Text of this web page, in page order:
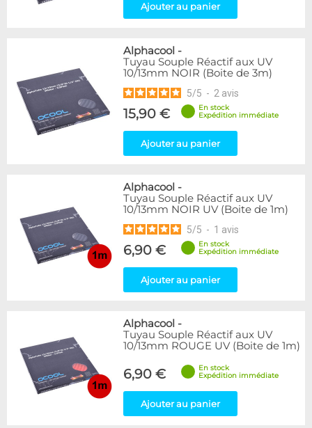
Ajouter au panier
Alphacool -
Tuyau Souple Réactif aux UV
10/13mm NOIR (Boite de 3m)
5/5 - 2 avis
15,90 €
En stock
Expédition immédiate
Ajouter au panier
Alphacool -
Tuyau Souple Réactif aux UV
10/13mm NOIR UV (Boite de 1m)
5/5 - 1 avis
6,90 €
En stock
Expédition immédiate
Ajouter au panier
Alphacool -
Tuyau Souple Réactif aux UV
10/13mm ROUGE UV (Boite de 1m)
6,90 €
En stock
Expédition immédiate
Ajouter au panier